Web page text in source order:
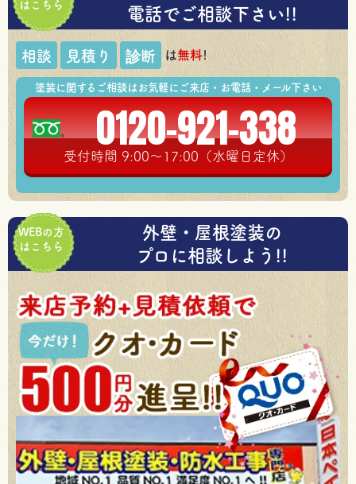
はこちら
電話でご相談下さい!!
相談 見積り 診断 は無料!
塗装に関するご相談はお気軽にご来店・お電話・メール下さい
0120-921-338
受付時間 9:00～17:00（水曜日定休）
WEBの方
はこちら
外壁・屋根塗装の
プロに相談しよう!!